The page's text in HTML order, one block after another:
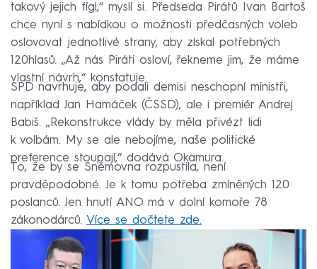
takový jejich fígl,“ myslí si. Předseda Pirátů Ivan Bartoš
chce nyní s nabídkou o možnosti předčasných voleb
oslovovat jednotlivé strany, aby získal potřebných
120hlasů. „Až nás Piráti osloví, řekneme jim, že máme
vlastní návrh,“ konstatuje.
SPD navrhuje, aby podali demisi neschopní ministři,
například Jan Hamáček (ČSSD), ale i premiér Andrej
Babiš. „Rekonstrukce vlády by měla přivézt lidi
k volbám. My se ale nebojíme, naše politické
preference stoupají,“ dodává Okamura.
To, že by se Sněmovna rozpustila, není
pravděpodobné. Je k tomu potřeba zmíněných 120
poslanců. Jen hnutí ANO má v dolní komoře 78
zákonodárců. Více se dočtete zde.